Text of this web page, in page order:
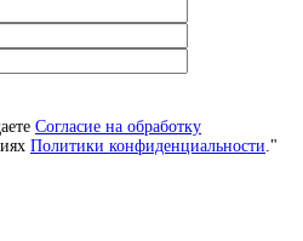
Согласие на обработку
Политики конфиденциальности ."